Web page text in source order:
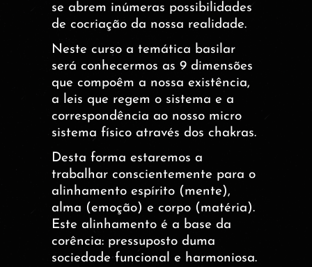
se abrem inúmeras possibilidades
de cocriação da nossa realidade.
Neste curso a temática basilar
será conhecermos as 9 dimensões
que compoêm a nossa existência,
a leis que regem o sistema e a
correspondência ao nosso micro
sistema físico através dos chakras.
Desta forma estaremos a
trabalhar conscientemente para o
alinhamento espírito (mente),
alma (emoção) e corpo (matéria).
Este alinhamento é a base da
corência: pressuposto duma
sociedade funcional e harmoniosa.